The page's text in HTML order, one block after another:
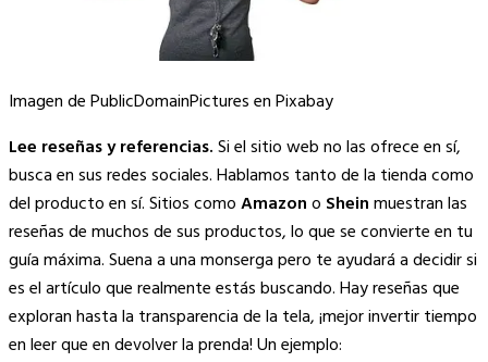
Imagen de PublicDomainPictures en Pixabay
Lee reseñas y referencias.Si el sitio web no las ofrece en sí,
busca en sus redes sociales. Hablamos tanto de la tienda como
del producto en sí. Sitios comoAmazono Sheinmuestran las
reseñas de muchos de sus productos, lo que se convierte en tu
guía máxima. Suena a una monserga pero te ayudará a decidir si
es el artículo que realmente estás buscando. Hay reseñas que
exploran hasta la transparencia de la tela, ¡mejor invertir tiempo
en leer que en devolver la prenda! Un ejemplo: